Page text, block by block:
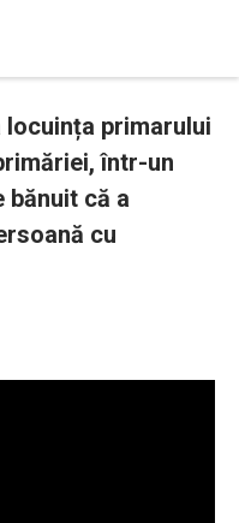
locuința primarului
într-un
bănuit că a
cu